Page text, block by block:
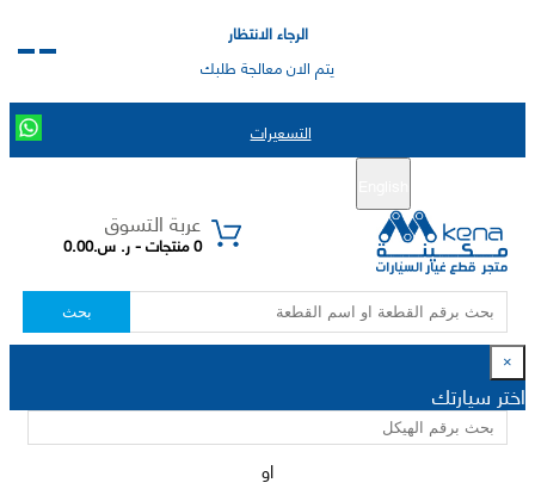
الرجاء الانتظار
يتم الان معالجة طلبك
التسعيرات
عربة التسوق
0 منتجات - ر. س.0.00
بحث
×
اختر سيارتك
او